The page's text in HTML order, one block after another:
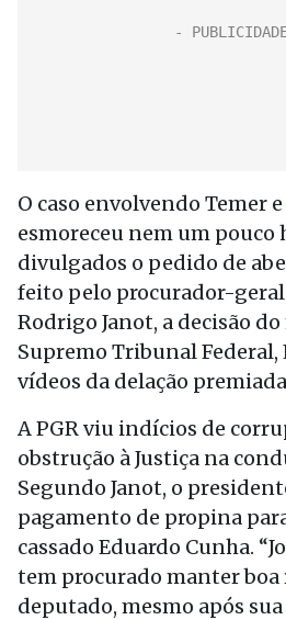
O caso envolvendo Temer
esmoreceu nem um pouco
divulgados o pedido de
feito pelo procurador-geral
Rodrigo Janot, a decisão
Supremo Tribunal Federal,
vídeos da delação
A PGR viu indícios de
obstrução à Justiça na
Segundo Janot, o
pagamento de propina
cassado Eduardo Cunha.
tem procurado manter boa
deputado, mesmo após